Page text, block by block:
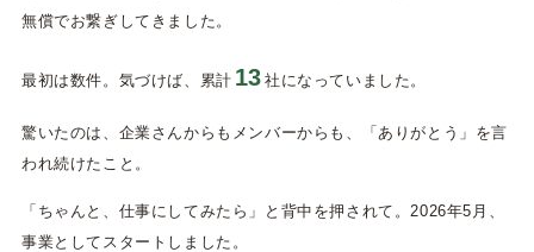
無償でお繋ぎしてきました。
最初は数件。気づけば、累計 13 社になっていました。
驚いたのは、企業さんからもメンバーからも、「ありがとう」を言
われ続けたこと。
「ちゃんと、仕事にしてみたら」と背中を押されて。2026年5月、
事業としてスタートしました。